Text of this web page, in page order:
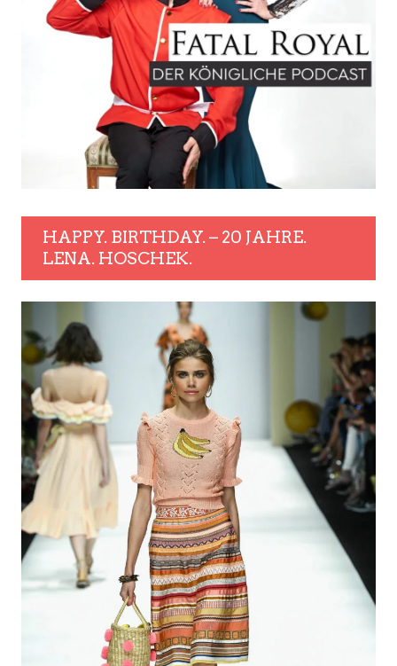
HAPPY. BIRTHDAY. – 20 JAHRE.
LENA. HOSCHEK.